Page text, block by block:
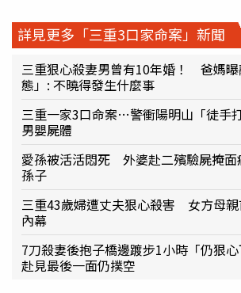
詳見更多「三重3口家命案」新聞
三重狠心殺妻男曾有10年婚！ 爸媽
態」: 不曉得發生什麼事
三重一家3口命案…警衝陽明山「徒
男嬰屍體
愛孫被活活悶死 外婆赴二殯驗屍掩面
孫子
三重43歲婦遭丈夫狠心殺害 女方母
內幕
7刀殺妻後抱子橋邊踱步1小時「仍狠
赴見最後一面仍撲空